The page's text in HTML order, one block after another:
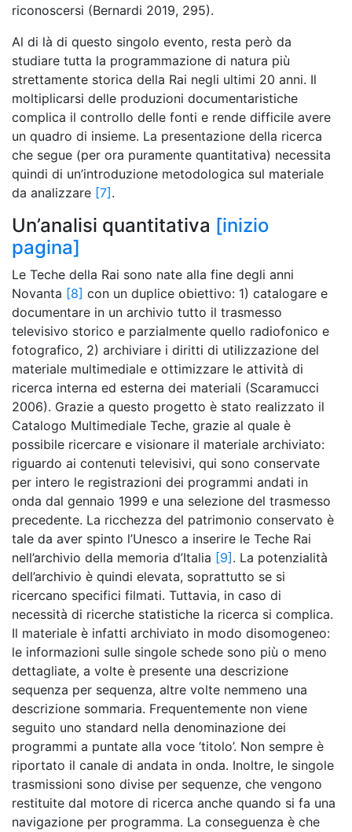
riconoscersi (Bernardi 2019, 295).
Al di là di questo singolo evento, resta però da
studiare tutta la programmazione di natura più
strettamente storica della Rai negli ultimi 20 anni. Il
moltiplicarsi delle produzioni documentaristiche
complica il controllo delle fonti e rende difficile avere
un quadro di insieme. La presentazione della ricerca
che segue (per ora puramente quantitativa) necessita
quindi di un’introduzione metodologica sul materiale
da analizzare [7] .
Un’analisi quantitativa [inizio
pagina]
Le Teche della Rai sono nate alla fine degli anni
Novanta [8] con un duplice obiettivo: 1) catalogare e
documentare in un archivio tutto il trasmesso
televisivo storico e parzialmente quello radiofonico e
fotografico, 2) archiviare i diritti di utilizzazione del
materiale multimediale e ottimizzare le attività di
ricerca interna ed esterna dei materiali (Scaramucci
2006). Grazie a questo progetto è stato realizzato il
Catalogo Multimediale Teche, grazie al quale è
possibile ricercare e visionare il materiale archiviato:
riguardo ai contenuti televisivi, qui sono conservate
per intero le registrazioni dei programmi andati in
onda dal gennaio 1999 e una selezione del trasmesso
precedente. La ricchezza del patrimonio conservato è
tale da aver spinto l’Unesco a inserire le Teche Rai
nell’archivio della memoria d’Italia [9] . La potenzialità
dell’archivio è quindi elevata, soprattutto se si
ricercano specifici filmati. Tuttavia, in caso di
necessità di ricerche statistiche la ricerca si complica.
Il materiale è infatti archiviato in modo disomogeneo:
le informazioni sulle singole schede sono più o meno
dettagliate, a volte è presente una descrizione
sequenza per sequenza, altre volte nemmeno una
descrizione sommaria. Frequentemente non viene
seguito uno standard nella denominazione dei
programmi a puntate alla voce ‘titolo’. Non sempre è
riportato il canale di andata in onda. Inoltre, le singole
trasmissioni sono divise per sequenze, che vengono
restituite dal motore di ricerca anche quando si fa una
navigazione per programma. La conseguenza è che